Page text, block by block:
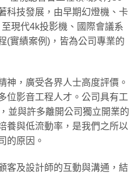
科技發展，由早期幻燈機、卡
現代4k投影機、國際會議系
(實績案例)，皆為公司專業的
神，廣受各界人士高度評價。
位影音工程人才。公司具有工
並與許多離開公司獨立開業的
養與低流動率，是我們之所以
的原因。
客及設計師的互動與溝通，結